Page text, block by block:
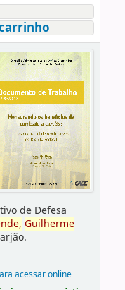
de Defesa
Guilherme
acessar online